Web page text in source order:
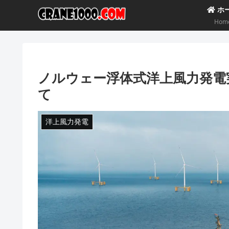
ホ
ノルウェー浮体式洋上風力発
て
洋上風力発電